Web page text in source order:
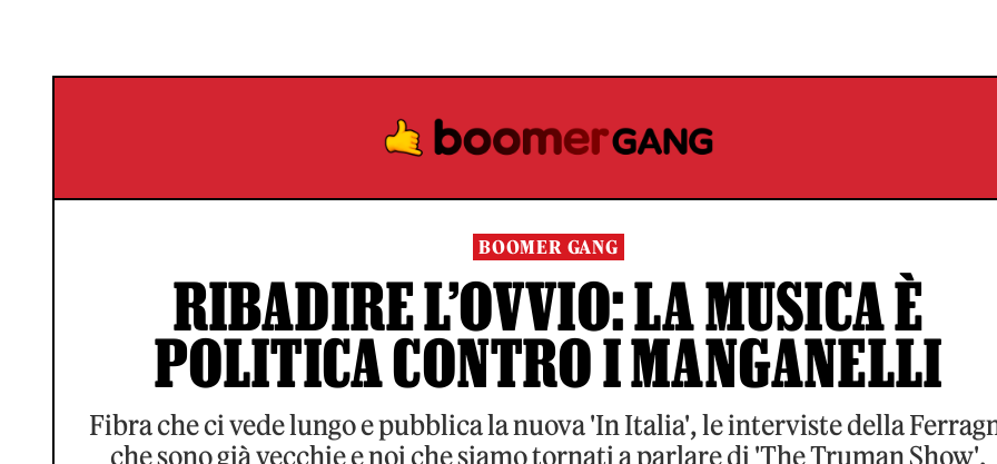
BOOMER GANG
RIBADIRE L’OVVIO: LA MUSICA È
POLITICA CONTRO I MANGANELLI
Fibra che ci vede lungo e pubblica la nuova 'In Italia', le interviste della
che sono già vecchie e noi che siamo tornati a parlare di 'The Truman Show',